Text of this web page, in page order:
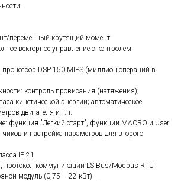
переменный крутящий момент
векторное управление с контролем
процессор DSP 150 MIPS (миллион операций в
контроль провисания (натяжения);
кинетической энергии; автоматическое
двигателя и т.п.
функция "Легкий старт", функции MACRO и User
и настройка параметров для второго
IP 21
протокол коммуникации LS Bus/Modbus RTU
модуль (0,75 – 22 кВт)